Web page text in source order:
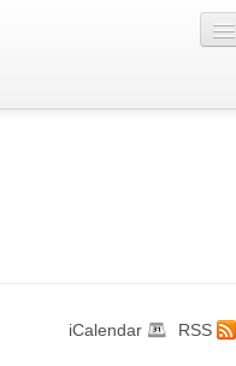
RSS
iCalendar